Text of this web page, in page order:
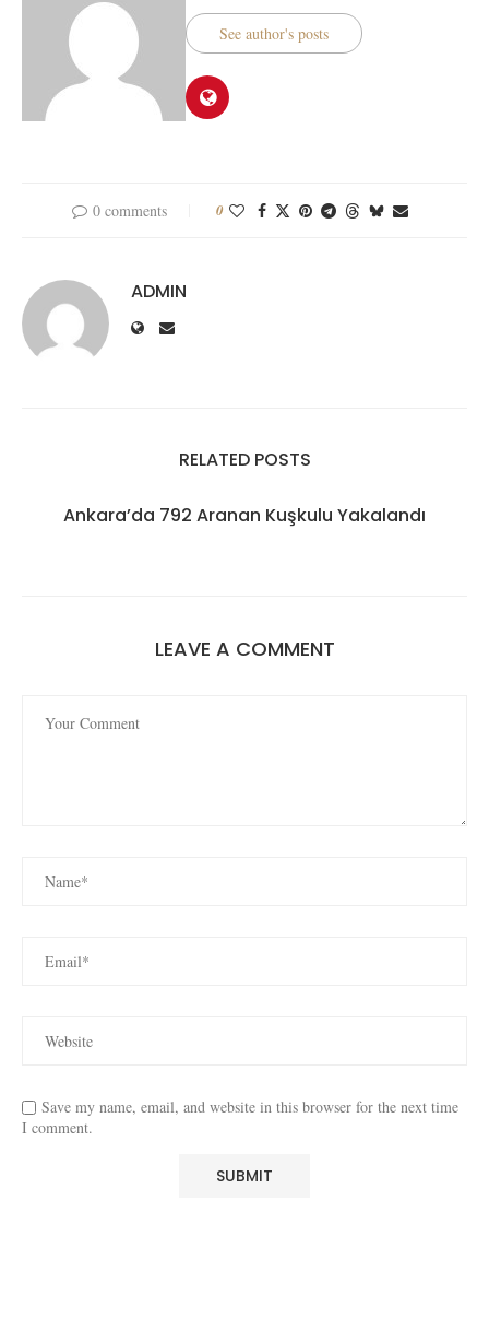
See author's posts
0 comments 0
ADMIN
RELATED POSTS
Ankara’da 792 Aranan Kuşkulu Yakalandı
LEAVE A COMMENT
Save my name, email, and website in this browser for the next time
I comment.